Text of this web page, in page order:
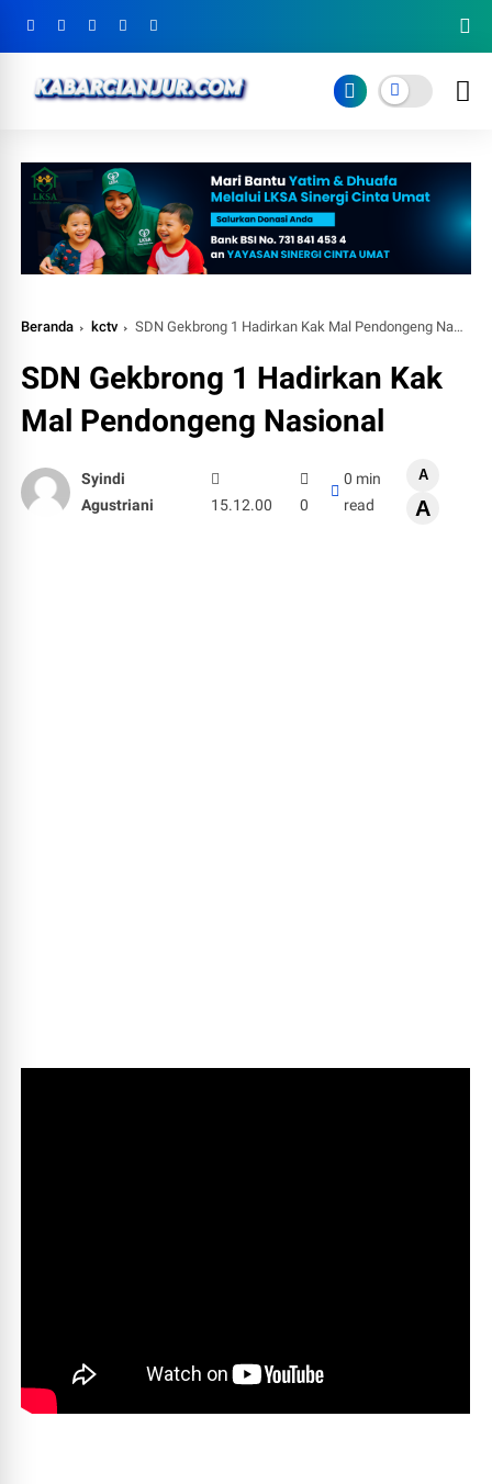
Beranda kctv SDN Gekbrong 1 Hadirkan Kak Mal Pendongeng Nasional
SDN Gekbrong 1 Hadirkan Kak
Mal Pendongeng Nasional
Syindi
Agustriani
15.12.00 0
0 min
read
A
A